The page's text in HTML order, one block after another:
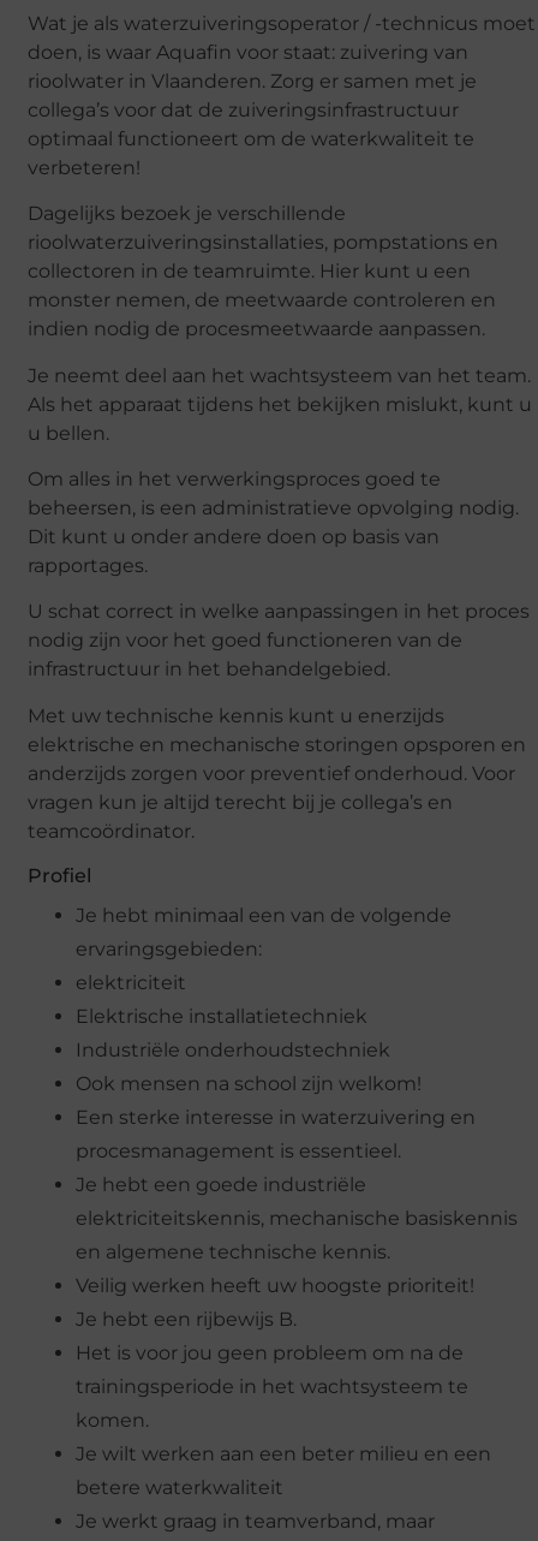
Wat je als waterzuiveringsoperator / -technicus moet
doen, is waar Aquafin voor staat: zuivering van
rioolwater in Vlaanderen. Zorg er samen met je
collega’s voor dat de zuiveringsinfrastructuur
optimaal functioneert om de waterkwaliteit te
verbeteren!
Dagelijks bezoek je verschillende
rioolwaterzuiveringsinstallaties, pompstations en
collectoren in de teamruimte. Hier kunt u een
monster nemen, de meetwaarde controleren en
indien nodig de procesmeetwaarde aanpassen.
Je neemt deel aan het wachtsysteem van het team.
Als het apparaat tijdens het bekijken mislukt, kunt u
u bellen.
Om alles in het verwerkingsproces goed te
beheersen, is een administratieve opvolging nodig.
Dit kunt u onder andere doen op basis van
rapportages.
U schat correct in welke aanpassingen in het proces
nodig zijn voor het goed functioneren van de
infrastructuur in het behandelgebied.
Met uw technische kennis kunt u enerzijds
elektrische en mechanische storingen opsporen en
anderzijds zorgen voor preventief onderhoud. Voor
vragen kun je altijd terecht bij je collega’s en
teamcoördinator.
Profiel
Je hebt minimaal een van de volgende
ervaringsgebieden:
elektriciteit
Elektrische installatietechniek
Industriële onderhoudstechniek
Ook mensen na school zijn welkom!
Een sterke interesse in waterzuivering en
procesmanagement is essentieel.
Je hebt een goede industriële
elektriciteitskennis, mechanische basiskennis
en algemene technische kennis.
Veilig werken heeft uw hoogste prioriteit!
Je hebt een rijbewijs B.
Het is voor jou geen probleem om na de
trainingsperiode in het wachtsysteem te
komen.
Je wilt werken aan een beter milieu en een
betere waterkwaliteit
Je werkt graag in teamverband, maar